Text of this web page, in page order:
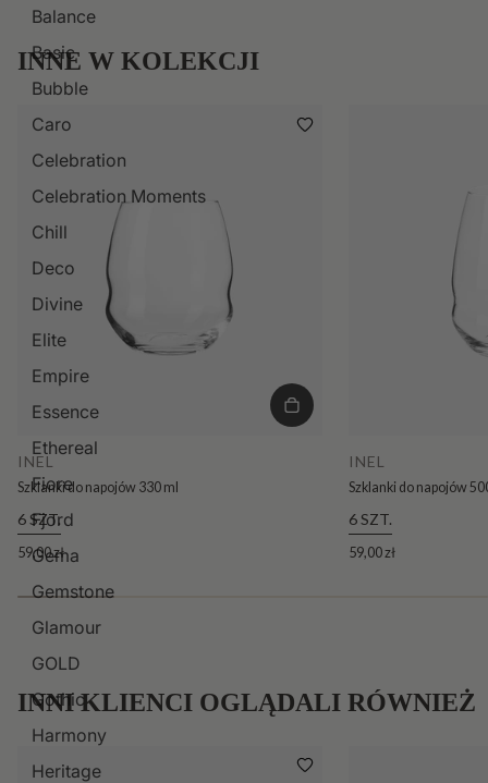
Balance
Basic
Bubble
Caro
Celebration
Celebration Moments
Chill
Deco
Divine
Elite
Empire
Essence
Ethereal
Fiore
Fjord
Gema
Gemstone
Glamour
GOLD
Gothic
Harmony
Heritage
INNE W KOLEKCJI
INEL
Szklanki do napojów 330 ml
6 SZT.
59,00 zł
INEL
Szklanki do napojów
6 SZT.
59,00 zł
INNI KLIENCI OGLĄDALI RÓWNIEŻ